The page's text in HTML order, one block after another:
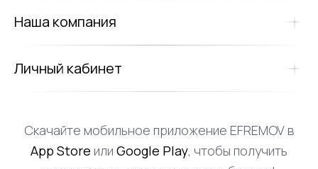
Наша компания
Личный кабинет
Скачайте мобильное приложение EFREMOV в
App Store или Google Play, чтобы получить